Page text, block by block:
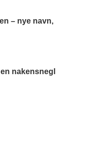
– nye navn,
nakensnegl